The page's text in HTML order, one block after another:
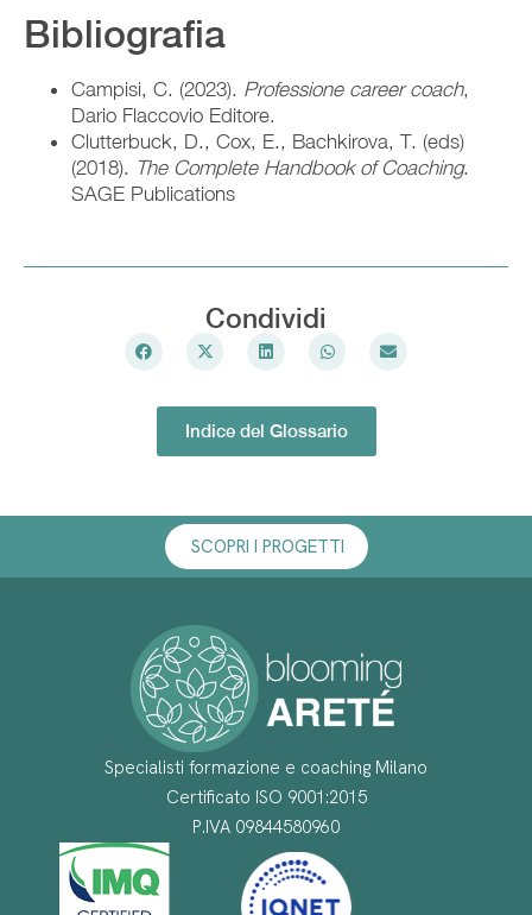
Bibliografia
Campisi, C. (2023). Professione career coach,
Dario Flaccovio Editore.
Clutterbuck, D., Cox, E., Bachkirova, T. (eds)
(2018). The Complete Handbook of Coaching.
SAGE Publications
Condividi
Indice del Glossario
SCOPRI I PROGETTI
Specialisti formazione e coaching Milano
Certificato ISO 9001:2015
P.IVA 09844580960